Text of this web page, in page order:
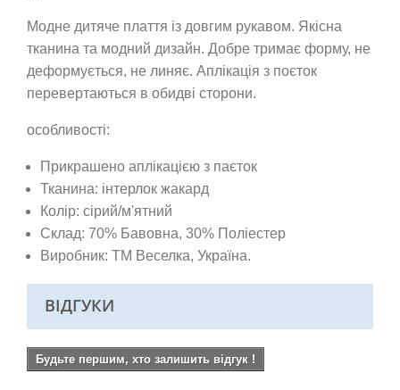
Модне дитяче плаття із довгим рукавом. Якісна
тканина та модний дизайн. Добре тримає форму, не
деформується, не линяє. Аплікація з поєток
перевертаються в обидві сторони.
особливості:
Прикрашено аплікацією з паєток
Тканина: інтерлок жакард
Колір: сірий/м'ятний
Склад: 70% Бавовна, 30% Поліестер
Виробник: ТМ Веселка, Україна.
ВІДГУКИ
Будьте першим, хто залишить відгук !